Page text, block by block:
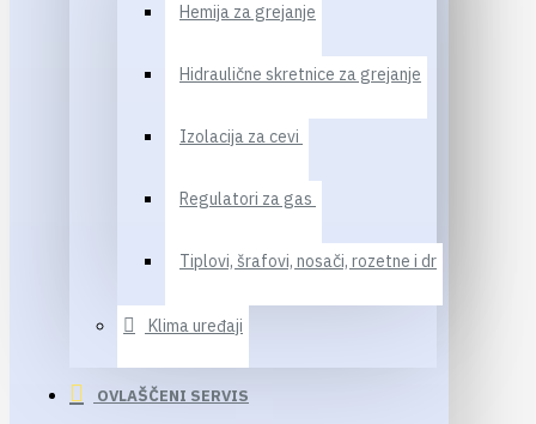
Hemija za grejanje
Hidraulične skretnice za grejanje
Izolacija za cevi
Regulatori za gas
Tiplovi, šrafovi, nosači, rozetne i dr
Klima uređaji
OVLAŠČENI SERVIS